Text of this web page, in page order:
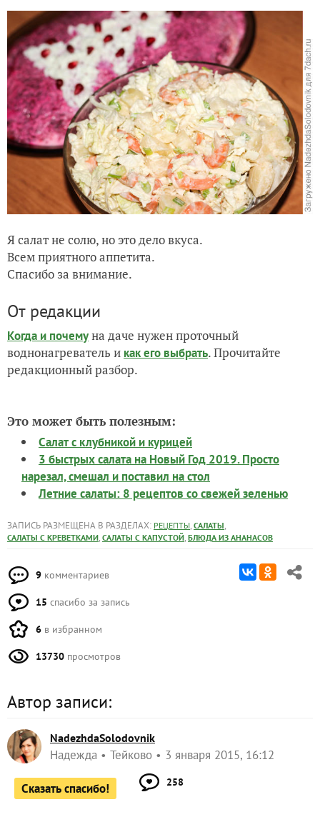
Я салат не солю, но это дело вкуса.
Всем приятного аппетита.
Спасибо за внимание.
От редакции
Когда и почемуна даче нужен проточный
воднонагреватель и как его выбрать. Прочитайте
редакционный разбор.
Это может быть полезным:
Салат с клубникой и курицей
3 быстрых салата на Новый Год 2019. Просто
нарезал, смешал и поставил на стол
Летние салаты: 8 рецептов со свежей зеленью
ЗАПИСЬ РАЗМЕЩЕНА В РАЗДЕЛАХ: РЕЦЕПТЫ, САЛАТЫ,
САЛАТЫ С КРЕВЕТКАМИ, САЛАТЫ С КАПУСТОЙ, БЛЮДА ИЗ АНАНАСОВ
9 комментариев
15 спасибо за запись
6 в избранном
13730 просмотров
Автор записи:
NadezhdaSolodovnik
Надежда Тейково 3 января 2015, 16:12
Сказать спасибо! 258